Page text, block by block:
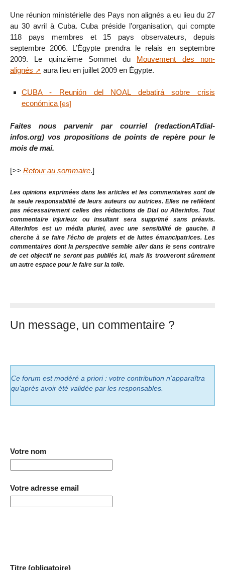
Une réunion ministérielle des Pays non alignés a eu lieu du 27
au 30 avril à Cuba. Cuba préside l’organisation, qui compte
118 pays membres et 15 pays observateurs, depuis
septembre 2006. L’Égypte prendra le relais en septembre
2009. Le quinzième Sommet du Mouvement des non-
alignés
aura lieu en juillet 2009 en Égypte.
CUBA - Reunión del NOAL debatirá sobre crisis
económica
Faites nous parvenir par courriel (redactionATdial-
infos.org) vos propositions de points de repère pour le
mois de mai.
[>> Retour au sommaire.]
Les opinions exprimées dans les articles et les commentaires sont de
la seule responsabilité de leurs auteurs ou autrices. Elles ne reflètent
pas nécessairement celles des rédactions de Dial ou Alterinfos. Tout
commentaire injurieux ou insultant sera supprimé sans préavis.
AlterInfos est un média pluriel, avec une sensibilité de gauche. Il
cherche à se faire l’écho de projets et de luttes émancipatrices. Les
commentaires dont la perspective semble aller dans le sens contraire
de cet objectif ne seront pas publiés ici, mais ils trouveront sûrement
un autre espace pour le faire sur la toile.
Un message, un commentaire ?
Ce forum est modéré a priori : votre contribution n’apparaîtra
qu’après avoir été validée par les responsables.
Votre nom
Votre adresse email
Titre (obligatoire)